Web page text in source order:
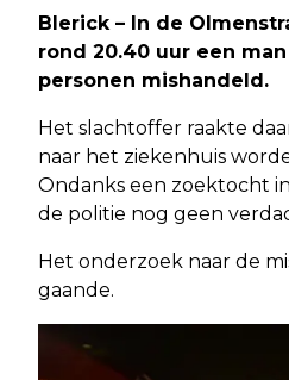
Blerick – In de
rond 20.40 uur een
personen mishandeld.
Het slachtoffer raakte
naar het ziekenhuis
Ondanks een zoektocht
de politie nog geen
Het onderzoek naar de
gaande.